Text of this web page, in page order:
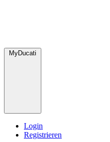
MyDucati
Login
Registrieren